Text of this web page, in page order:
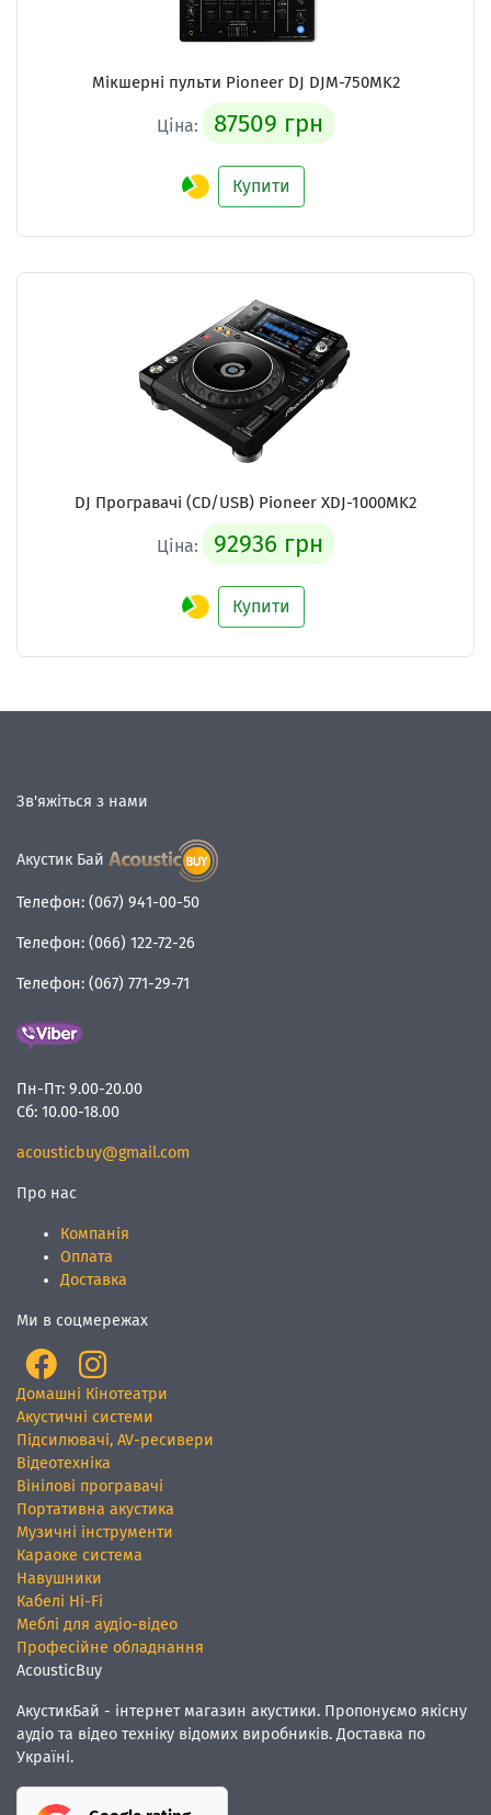
Мікшерні пульти Pioneer DJ DJM-750MK2
Ціна: 87509 грн
Купити
DJ Програвачі (CD/USB) Pioneer XDJ-1000MK2
Ціна: 92936 грн
Купити
Зв'яжіться з нами
Акустик Бай
Телефон: (067) 941-00-50
Телефон: (066) 122-72-26
Телефон: (067) 771-29-71
Пн-Пт: 9.00-20.00
Сб: 10.00-18.00
acousticbuy@gmail.com
Про нас
Компанія
Оплата
Доставка
Ми в соцмережах
Домашні Кінотеатри
Акустичні системи
Підсилювачі, AV-ресивери
Відеотехніка
Вінілові програвачі
Портативна акустика
Музичні інструменти
Караоке система
Навушники
Кабелі Hi-Fi
Меблі для аудіо-відео
Професійне обладнання
AcousticBuy
АкустикБай - інтернет магазин акустики. Пропонуємо якісну
аудіо та відео техніку відомих виробників. Доставка по
Україні.